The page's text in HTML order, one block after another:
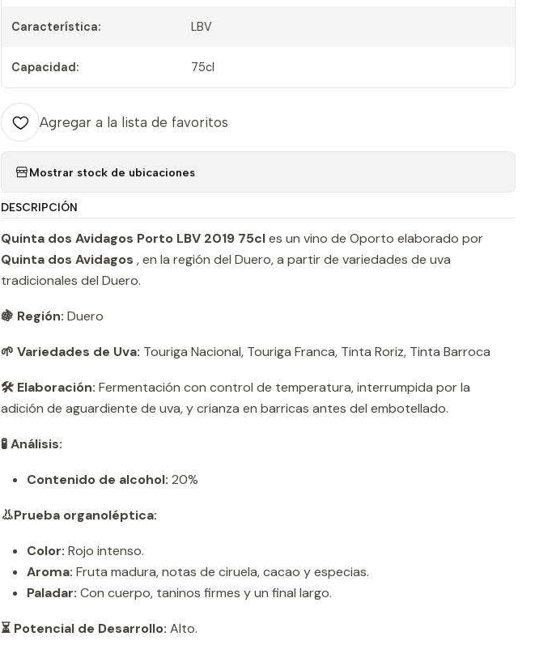
Característica: LBV
Capacidad: 75cl
Agregar a la lista de favoritos
Mostrar stock de ubicaciones
DESCRIPCIÓN
Quinta dos Avidagos Porto LBV 2019 75cles un vino de Oporto elaborado por
Quinta dos Avidagos , en la región del Duero, a partir de variedades de uva
tradicionales del Duero.
🍇 Región: Duero
🌱 Variedades de Uva: Touriga Nacional, Touriga Franca, Tinta Roriz, Tinta Barroca
🛠️ Elaboración: Fermentación con control de temperatura, interrumpida por la
adición de aguardiente de uva, y crianza en barricas antes del embotellado.
🧪 Análisis:
Contenido de alcohol: 20%
👃Prueba organoléptica:
Color: Rojo intenso.
Aroma: Fruta madura, notas de ciruela, cacao y especias.
Paladar: Con cuerpo, taninos firmes y un final largo.
⏳ Potencial de Desarrollo: Alto.